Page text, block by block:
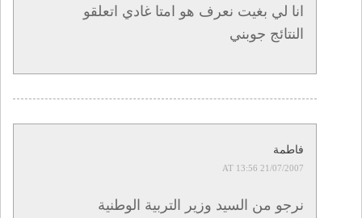
انا لي بغيت نعرف هو امتا غادي اتعلقو
النتائج جوبني
فاطمة
21/07/2007 AT 13:56
نرجو من السيد وزير التربية الوطنية